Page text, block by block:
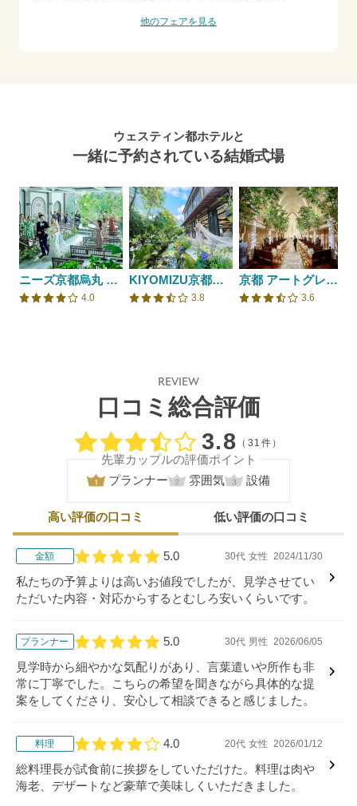
他のフェアを見る
ウェスティン都ホテルと
一緒に予約されている結婚式場
ニーズ京都烏丸 by T&G WEDDING(旧 インスタイルウェディング京都)
口コミ評価
4.0
KIYOMIZU京都東山
口コミ評価
3.8
京都 アートグレイス ウェディングヒルズ
口コミ評価
3.6
REVIEW
口コミ総合評価
口コミ評価
3.8 （31件）
先輩カップルの評価ポイント
プランナー
雰囲気 設備
高い評価の口コミ 低い評価の口コミ
金額
口コミ評価
5.0 30代 女性 2024/11/30
私たちの予算よりは高いお値段でしたが、見学させてい
ただいた内容・対応からするとむしろ安いくらいです。
プランナー
口コミ評価
5.0 30代 男性 2026/06/05
見学時から細やかな気配りがあり、言葉遣いや所作も非
常に丁寧でした。こちらの希望を聞きながら具体的な提
案をしてくださり、安心して相談できると感じました。
料理
口コミ評価
4.0 20代 女性 2026/01/12
総料理長が試食前に挨拶をしていただけた。料理は肉や
海老、デザートなど豪華で美味しくいただきました。